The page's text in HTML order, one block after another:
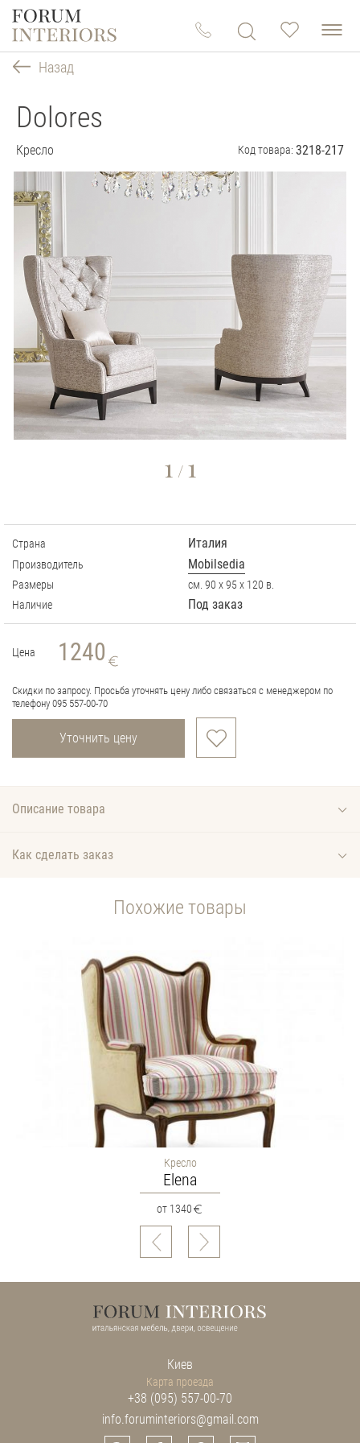
Назад
1 / 1
Dolores
Кресло Код товара: 3218-217
Страна Италия
Производитель Mobilsedia
Размеры
см. 90 х 95 х 120 в.
Наличие
Под заказ
Цена 1240
Скидки по запросу. Просьба уточнять цену либо связаться с менеджером по
телефону 095 557-00-70
Уточнить цену
Описание товара
Как сделать заказ
Похожие товары
Кресло
Elena
от 1340
Киев
Карта проезда
+38 (095) 557-00-70
info.foruminteriors@gmail.com